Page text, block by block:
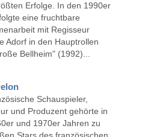
Erfolge. In den 1990er
eine fruchtbare
mit Regisseur
Adorf in den Hauptrollen
Bellheim" (1992)...
Schauspieler,
und Produzent gehörte in
und 1970er Jahren zu